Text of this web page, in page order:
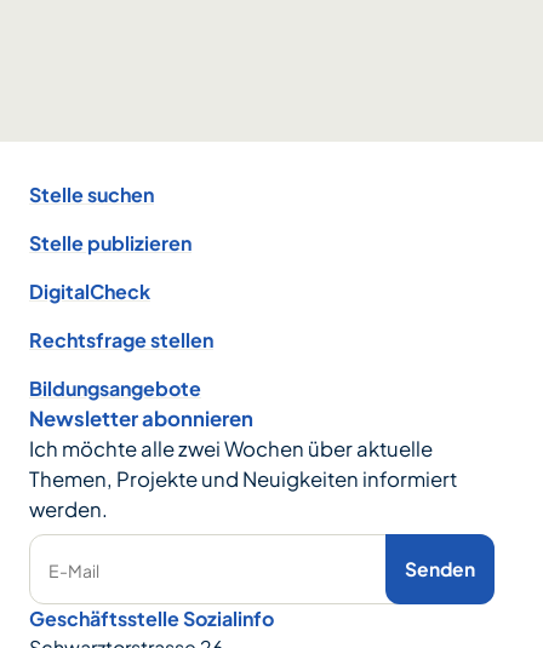
Stelle suchen
Stelle publizieren
DigitalCheck
Rechtsfrage stellen
Bildungsangebote
Newsletter abonnieren
Ich möchte alle zwei Wochen über aktuelle
Themen, Projekte und Neuigkeiten informiert
werden.
E-Mail Senden
Geschäftsstelle Sozialinfo